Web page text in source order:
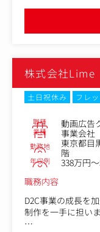
配信経験が豊富な
営、番組制作、進
したい方も歓迎し
けていただければ
世界情勢や経済ニ
ケティングのスキ
＜セミナー情報＞
＜営業企画部の立
マーケティングに
ー・YouTube・
ナーなどがそれぞ
がら、セミナーや
そこで、今回は企
〈具体的な業務〉
・撮影実務（カメ
・撮影現場でのデ
・被写体へのイ
・撮影素材の管理
・Adobe
成、音響効果
・YouTube動画の
・サムネイルデザ
・YouTubeチーム
動画ディレクター
する各種コンテン
けるノウハウをお
株式会社Lime
土日祝休み フレ
職種 動画広告
業種 事業会社
勤務地
東京都目
階
年収例
338万円
職務内容
D2C事業の成長を
制作を一手に担いま